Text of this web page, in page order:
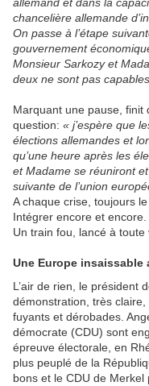
chancelière allemande
On passe à l’étape
gouvernement
Monsieur Sarkozy et
deux ne sont pas
Marquant une pause, finit
question: « j’espère que
élections allemandes et
qu’une heure après les
et Madame se réuniront
suivante de l’union
A chaque crise, toujours
Intégrer encore et
Un train fou, lancé à toute
Une Europe insaissable
L’air de rien, le président
démonstration, très
fuyants et dérobades.
démocrate (CDU) sont
épreuve électorale, en
plus peuplé de la
bons et le CDU de